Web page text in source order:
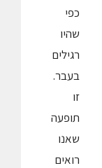
כפי
שהיו
רגילים
בעבר.
זו
תופעה
שאנו
רואים